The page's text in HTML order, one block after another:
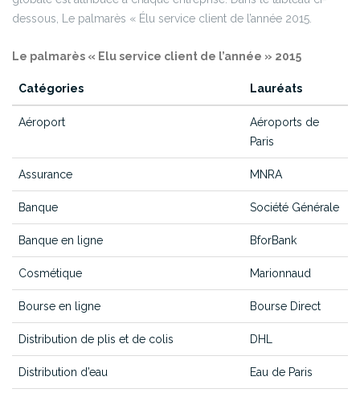
dessous, Le palmarès « Élu service client de l’année 2015.
Le palmarès « Elu service client de l’année » 2015
Catégories Lauréats
Aéroport
Aéroports de
Paris
Assurance MNRA
Banque Société Générale
Banque en ligne BforBank
Cosmétique Marionnaud
Bourse en ligne Bourse Direct
Distribution de plis et de colis DHL
Distribution d’eau Eau de Paris